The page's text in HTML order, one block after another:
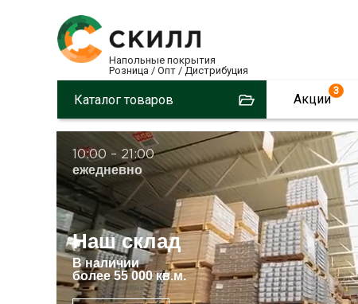
Напольные покрытия
Розница / Опт / Дистрибуция
Каталог товаров Акции
3
10:00 – 21:00
ежедневно
Наш склад
Вналичии
более 55 000 кв.м.